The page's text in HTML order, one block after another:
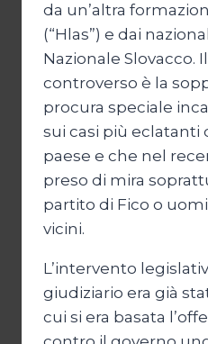
da un’altra
(“Hlas”) e dai
Nazionale Slovacco.
controverso è la
procura speciale
sui casi più eclatanti
paese e che nel
preso di mira
partito di Fico o
vicini.
L’intervento
giudiziario era già
cui si era basata